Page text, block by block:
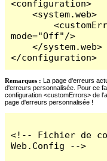
<configuration>
    <system.web>
        <customErrors
mode="Off"/>
    </system.web>
</configuration>
Remarques : La page d'erreurs
d'erreurs personnalisée. Pour ce
configuration <customErrors> de
page d'erreurs personnalisée !
<!-- Fichier de
Web.Config -->